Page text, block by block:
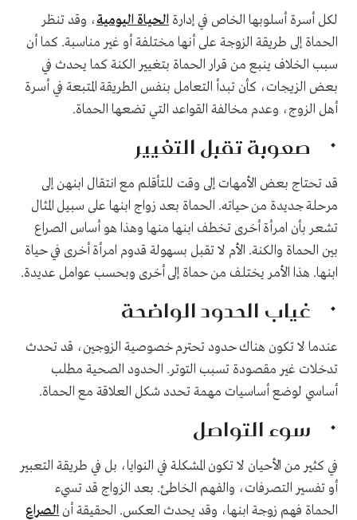
لكل أسرة أسلوبها الخاص في إدارة الحياة اليومية، وقد تنظر
الحماة إلى طريقة الزوجة على أنها مختلفة أو غير مناسبة. كما أن
سبب الخلاف ينبع من قرار الحماة بتغيير الكنة كما يحدث في
بعض الزيجات، كأن تبدأ التعامل بنفس الطريقة المتبعة في أسرة
أهل الزوج، وعدم مخالفة القواعد التي تضعها الحماة.
صعوبة تقبل التغيير
قد تحتاج بعض الأمهات إلى وقت للتأقلم مع انتقال ابنهن إلى
مرحلة جديدة من حياته. الحماة بعد زواج ابنها على سبيل المثال
تشعر بأن امرأة أخرى تخطف ابنها منها وهذا هو أساس الصراع
بين الحماة والكنة. الأم لا تقبل بسهولة قدوم امرأة أخرى في حياة
ابنها. هذا الأمر يختلف من حماة إلى أخرى وبحسب عوامل عديدة.
غياب الحدود الواضحة
عندما لا تكون هناك حدود تحترم خصوصية الزوجين، قد تحدث
تدخلات غير مقصودة تسبب التوتر. الحدود الصحية مطلب
أساسي لوضع أساسيات مهمة تحدد شكل العلاقة مع الحماة.
سوء التواصل
في كثير من الأحيان لا تكون المشكلة في النوايا، بل في طريقة التعبير
أو تفسير التصرفات، والفهم الخاطئ. بعد الزواج قد تسيء
الحماة فهم زوجة ابنها، وقد يحدث العكس. الحقيقة أن الصراع